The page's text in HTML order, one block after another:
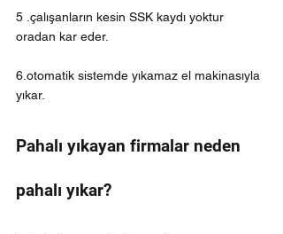
5 .çalışanların kesin SSK kaydı yoktur
oradan kar eder.
6.otomatik sistemde yıkamaz el makinasıyla
yıkar.
Pahalı yıkayan firmalar neden
pahalı yıkar?